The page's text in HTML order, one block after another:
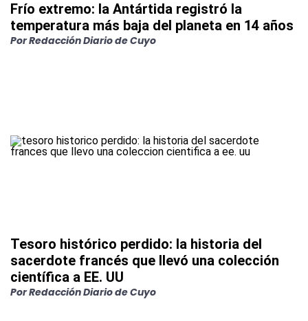
Frío extremo: la Antártida registró la
temperatura más baja del planeta en 14 años
PorRedacción Diario de Cuyo
Tesoro histórico perdido: la historia del
sacerdote francés que llevó una colección
científica a EE. UU
PorRedacción Diario de Cuyo